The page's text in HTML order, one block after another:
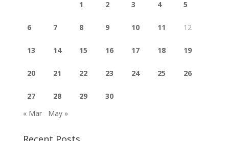
1 2 3 4 5
6 7 8 9 10 11 12
13 14 15 16 17 18 19
20 21 22 23 24 25 26
27 28 29
30
« Mar
May »